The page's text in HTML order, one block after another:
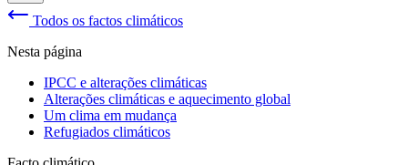
Todos os factos climáticos
Nesta página
IPCC e alterações climáticas
Alterações climáticas e aquecimento global
Um clima em mudança
Refugiados climáticos